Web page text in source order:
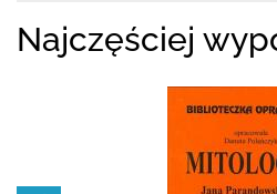
Najczęściej